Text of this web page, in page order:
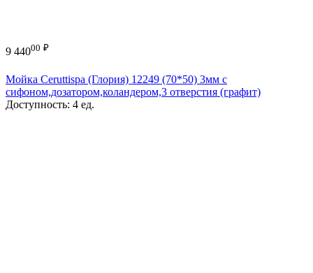
9 44000 ₽
Мойка Ceruttispa (Глория) 12249 (70*50) 3мм с
сифоном,дозатором,коландером,3 отверстия (графит)
Доступность: 4 ед.